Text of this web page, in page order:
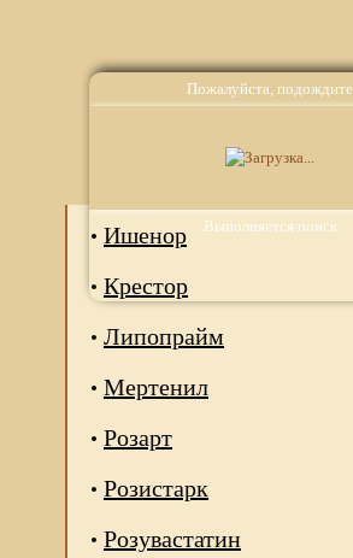
Пожалуйста, подождите
Выполняется поиск
Аналоги
Ишенор
Крестор
Липопрайм
Мертенил
Розарт
Розистарк
Розувастатин